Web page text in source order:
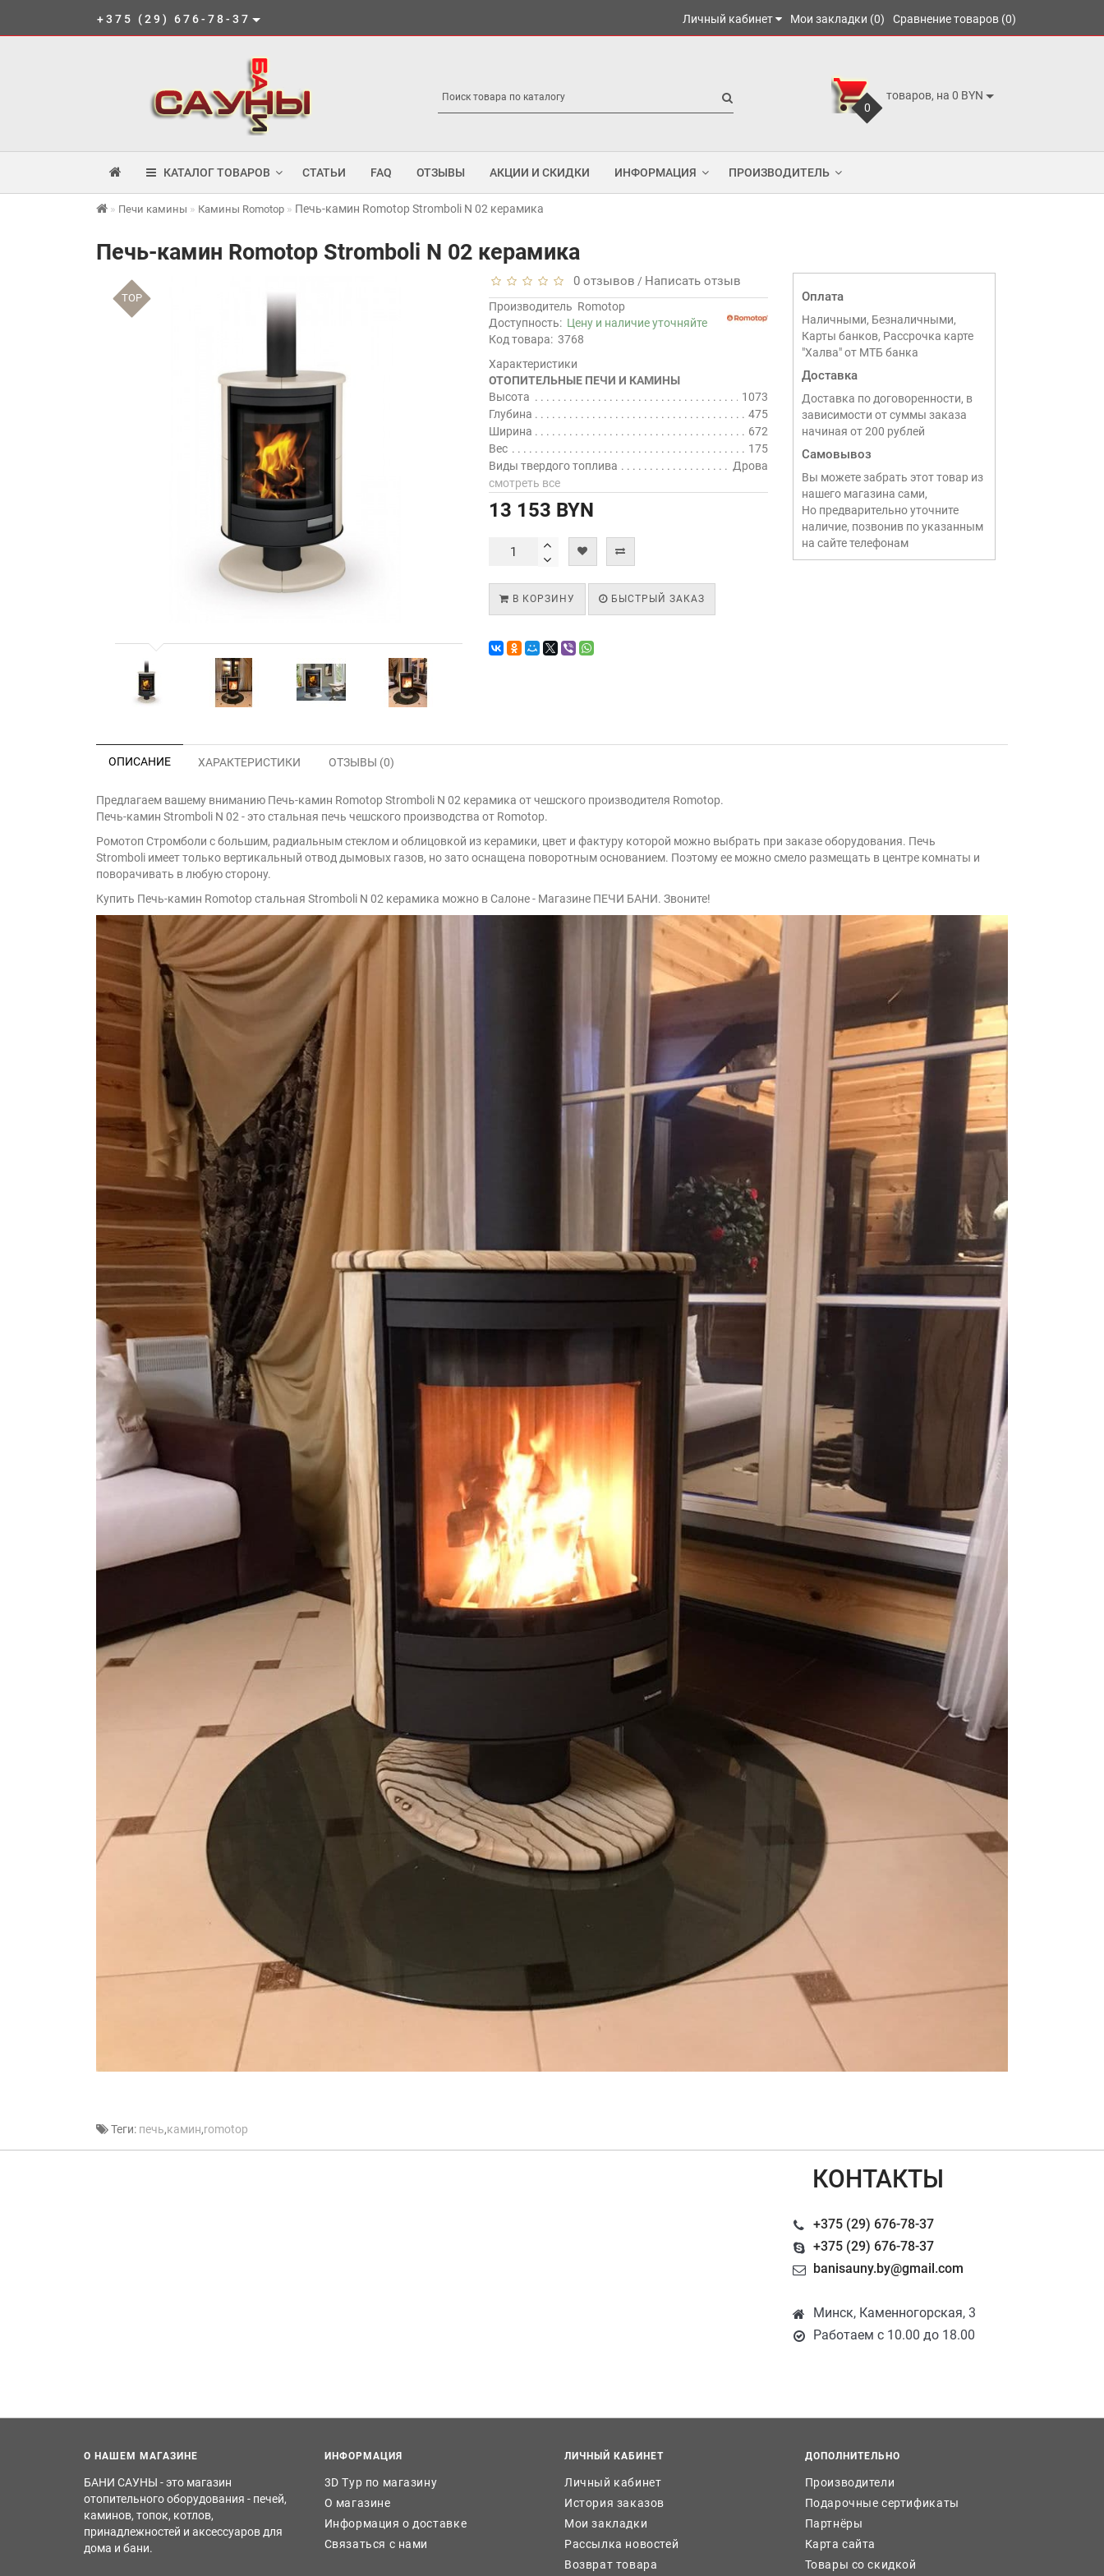
+375 (29) 676-78-37 Личный кабинет Мои закладки (0) Сравнение товаров (0)
0
товаров, на 0 BYN
КАТАЛОГ ТОВАРОВ СТАТЬИ FAQ ОТЗЫВЫ АКЦИИ И СКИДКИ ИНФОРМАЦИЯ ПРОИЗВОДИТЕЛЬ
Печи камины Камины Romotop Печь-камин Romotop Stromboli N 02 керамика
Печь-камин Romotop Stromboli N 02 керамика
TOP
0 отзывов / Написать отзыв
Производитель Romotop
Доступность: Цену и наличие уточняйте
Код товара: 3768
Характеристики
ОТОПИТЕЛЬНЫЕ ПЕЧИ И КАМИНЫ
Высота
1073
Глубина
475
Ширина
672
Вес
175
Виды твердого топлива
Дрова
смотреть все
13 153 BYN
В КОРЗИНУ БЫСТРЫЙ ЗАКАЗ
Оплата
Наличными, Безналичными,
Карты банков, Рассрочка карте
"Халва" от МТБ банка
Доставка
Доставка по договоренности, в
зависимости от суммы заказа
начиная от 200 рублей
Самовывоз
Вы можете забрать этот товар из
нашего магазина сами,
Но предварительно уточните
наличие, позвонив по указанным
на сайте телефонам
ОПИСАНИЕ ХАРАКТЕРИСТИКИ ОТЗЫВЫ (0)
Предлагаем вашему вниманию Печь-камин Romotop Stromboli N 02 керамика от чешского производителя Romotop.
Печь-камин Stromboli N 02 - это стальная печь чешского производства от Romotop.
Ромотоп Стромболи с большим, радиальным стеклом и облицовкой из керамики, цвет и фактуру которой можно выбрать при заказе оборудования. Печь
Stromboli имеет только вертикальный отвод дымовых газов, но зато оснащена поворотным основанием. Поэтому ее можно смело размещать в центре комнаты и
поворачивать в любую сторону.
Купить Печь-камин Romotop стальная Stromboli N 02 керамика можно в Салоне - Магазине ПЕЧИ БАНИ. Звоните!
Теги: печь,камин,romotop
КОНТАКТЫ
+375 (29) 676-78-37
+375 (29) 676-78-37
banisauny.by@gmail.com
Минск, Каменногорская, 3
Работаем с 10.00 до 18.00
О НАШЕМ МАГАЗИНЕ
БАНИ САУНЫ - это магазин
отопительного оборудования - печей,
каминов, топок, котлов,
принадлежностей и аксессуаров для
дома и бани.
ИНФОРМАЦИЯ
3D Тур по магазину
О магазине
Информация о доставке
Связаться с нами
ЛИЧНЫЙ КАБИНЕТ
Личный кабинет
История заказов
Мои закладки
Рассылка новостей
Возврат товара
ДОПОЛНИТЕЛЬНО
Производители
Подарочные сертификаты
Партнёры
Карта сайта
Товары со скидкой